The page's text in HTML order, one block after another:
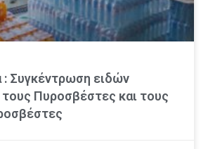
: Συγκέντρωση ειδών
τους Πυροσβέστες και τους